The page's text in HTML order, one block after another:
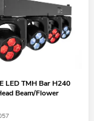
LED TMH Bar H240
Beam/Flower